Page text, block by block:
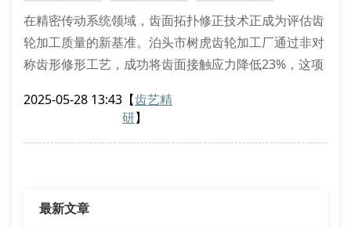
在精密传动系统领域，齿面拓扑修正技术正成为评估齿
轮加工质量的新基准。泊头市树虎齿轮加工厂通过非对
称齿形修形工艺，成功将齿面接触应力降低23%，这项
精密齿轮制造的三大核心指标
齿向鼓形量优化：通过六轴联动数控机床进行动态补
2025-05-28 13:43 【齿艺精
研】
最新文章